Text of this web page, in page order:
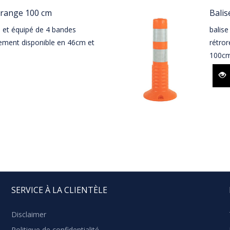
100 cm
équipé de 4 bandes
disponible en 46cm et
SERVICE À LA CLIENTÈLE
Disclaimer